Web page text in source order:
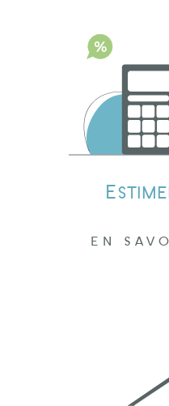
Estimation immobilière à
Estimation immobilière
Nos professionnels
marché local, ce qui
votre bien. Que vous
Amplepuis et
EN